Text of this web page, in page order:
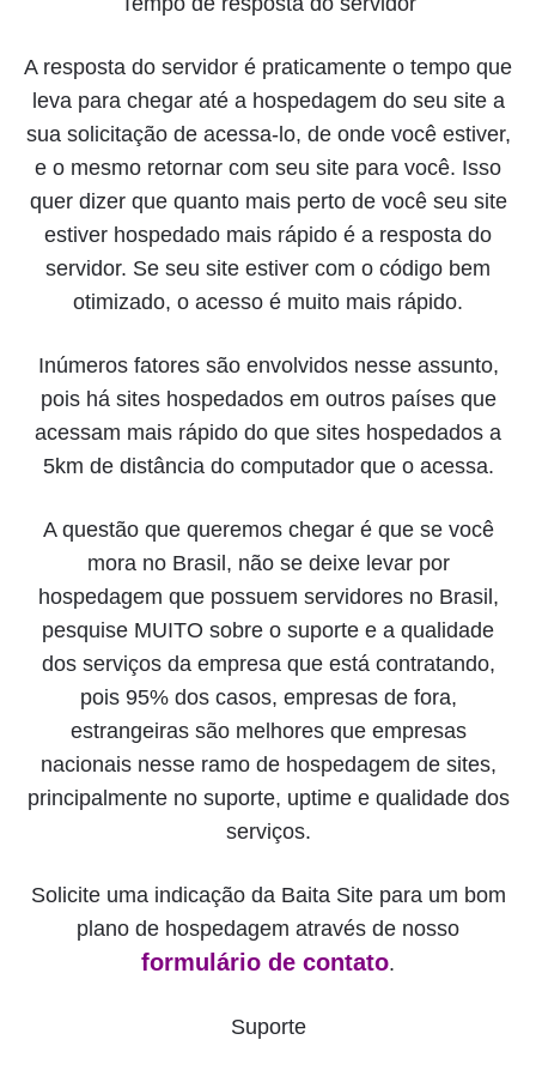
A resposta do servidor é praticamente o tempo que
leva para chegar até a hospedagem do seu site a
sua solicitação de acessa-lo, de onde você estiver,
e o mesmo retornar com seu site para você. Isso
quer dizer que quanto mais perto de você seu site
estiver hospedado mais rápido é a resposta do
servidor. Se seu site estiver com o código bem
otimizado, o acesso é muito mais rápido.
Inúmeros fatores são envolvidos nesse assunto,
pois há sites hospedados em outros países que
acessam mais rápido do que sites hospedados a
5km de distância do computador que o acessa.
A questão que queremos chegar é que se você
mora no Brasil, não se deixe levar por
hospedagem que possuem servidores no Brasil,
pesquise MUITO sobre o suporte e a qualidade
dos serviços da empresa que está contratando,
pois 95% dos casos, empresas de fora,
estrangeiras são melhores que empresas
nacionais nesse ramo de hospedagem de sites,
principalmente no suporte, uptime e qualidade dos
serviços.
Solicite uma indicação da Baita Site para um bom
plano de hospedagem através de nosso
formulário de contato.
Suporte